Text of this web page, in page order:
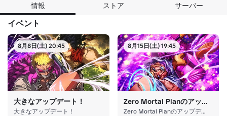
情報 ストア サーバー
イベント
8月8日(土) 20:45
大きなアップデート！
大きなアップデート！
8月15日(土) 19:45
Zero Mortal Planのアップデート
Zero Mortal Planのアップデート